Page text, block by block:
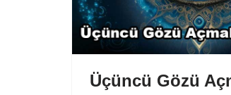
Üçüncü Gözü